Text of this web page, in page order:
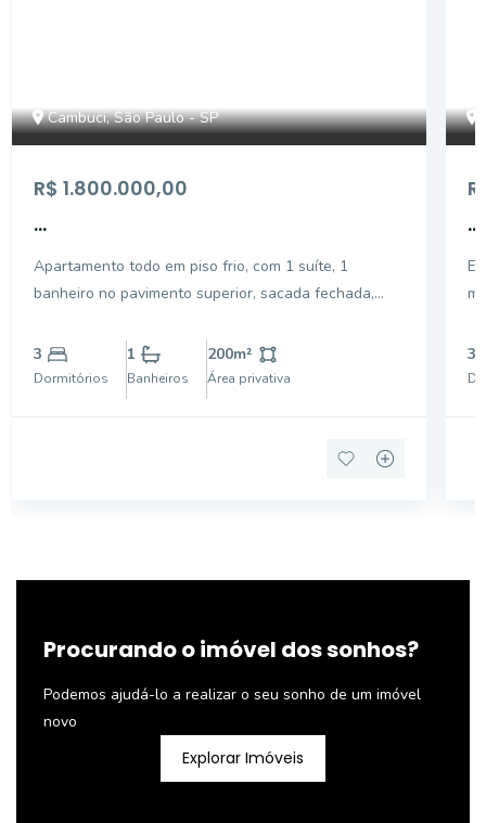
Cambuci, São Paulo - SP
R$ 1.800.000,00
...
Apartamento todo em piso frio, com 1 suíte, 1
banheiro no pavimento superior, sacada fechada,
3
Dormitórios
1
Banheiros
200m²
Área privativa
...
3
Procurando o imóvel dos sonhos?
Podemos ajudá-lo a realizar o seu sonho de um imóvel
novo
Explorar Imóveis